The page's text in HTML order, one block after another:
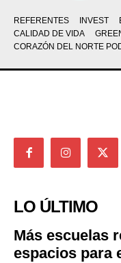
REFERENTES INVEST
CALIDAD DE VIDA
CORAZÓN DEL NORTE
LO ÚLTIMO
Más escuelas
espacios para